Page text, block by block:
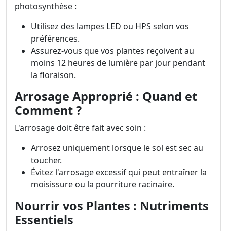
photosynthèse :
Utilisez des lampes LED ou HPS selon vos
préférences.
Assurez-vous que vos plantes reçoivent au
moins 12 heures de lumière par jour pendant
la floraison.
Arrosage Approprié : Quand et
Comment ?
L'arrosage doit être fait avec soin :
Arrosez uniquement lorsque le sol est sec au
toucher.
Évitez l'arrosage excessif qui peut entraîner la
moisissure ou la pourriture racinaire.
Nourrir vos Plantes : Nutriments
Essentiels